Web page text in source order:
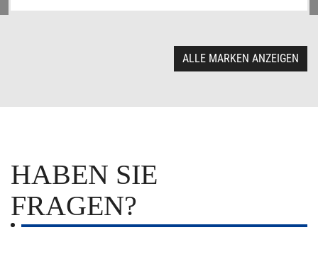
ALLE MARKEN ANZEIGEN
HABEN SIE
FRAGEN?